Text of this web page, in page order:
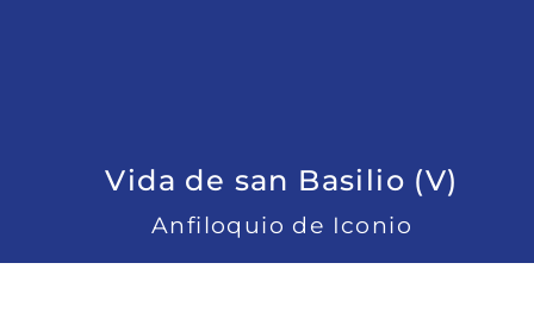
Vida de san Basilio (V)
Anfiloquio de Iconio